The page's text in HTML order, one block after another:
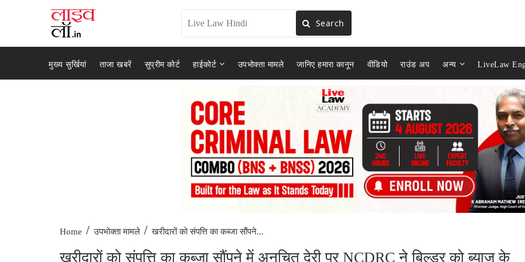
Search
मुख्य सुर्खियां ताजा खबरें सुप्रीम कोर्ट हाईकोर्ट उपभोक्ता मामले जानिए हमारा कानून वीडियो राउंड अप अन्य LiveLaw
Home / उपभोक्ता मामले / खरीदारों को संपत्ति का कब्जा सौंपने...
खरीदारों को संपत्ति का कब्जा सौंपने में अनुचित देरी पर NCDRC ने बिल्डर को ब्याज के